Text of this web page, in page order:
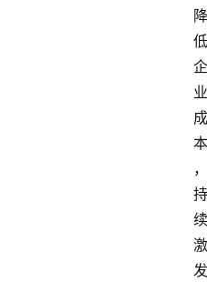
降
低
企
业
成
本
，
持
续
激
发